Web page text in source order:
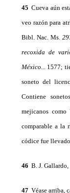
45Cueva aún
veo razón para
Bibl. Nac. Ms.
recoxida de
México... 1577;
soneto del
Contiene
mejicanos
comparable a la
códice fue
46 B. J. Gallardo,
47 Véase arriba,